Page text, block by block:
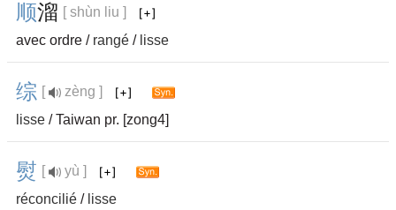
顺溜 [ shùn liu ]
avec ordre / rangé / lisse
综 [
zèng ]
lisse / Taiwan pr. [zong4]
熨 [
yù ]
réconcilié / lisse